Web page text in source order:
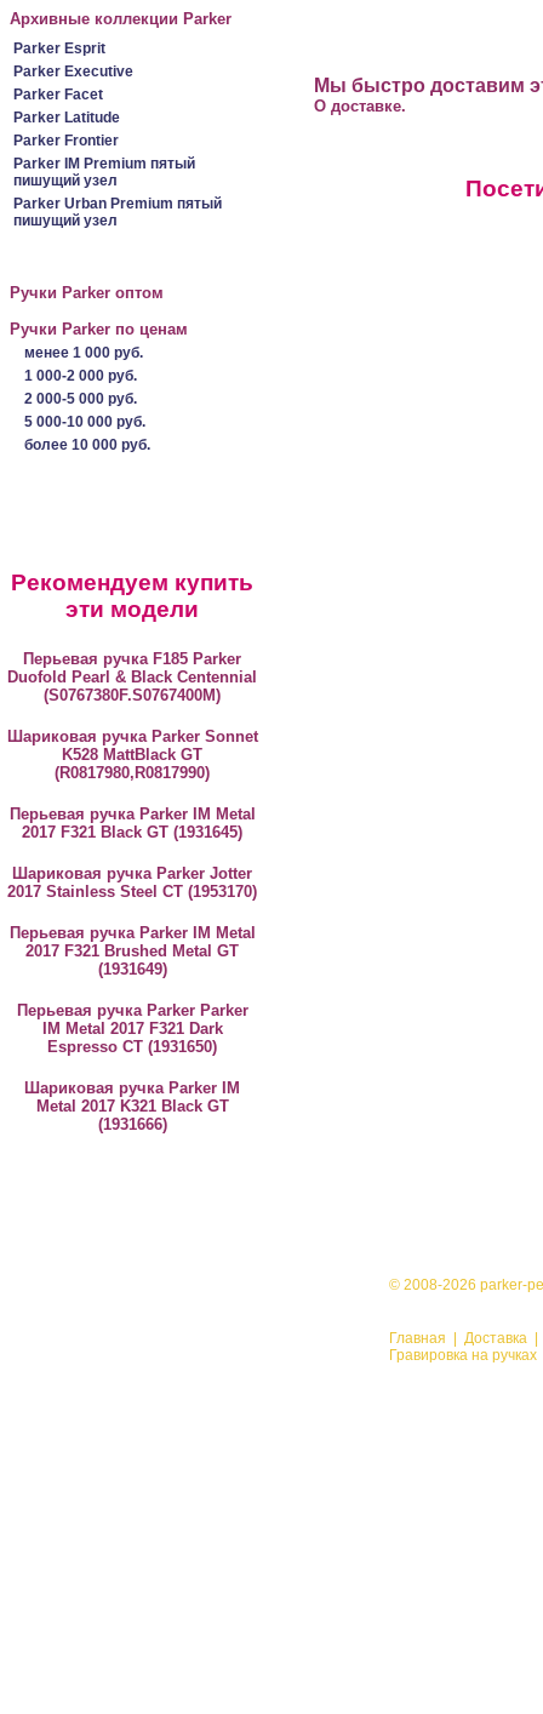
Архивные коллекции Parker
Parker Esprit
Parker Executive
Parker Facet
Parker Latitude
Parker Frontier
Parker IM Premium пятый
пишущий узел
Parker Urban Premium пятый
пишущий узел
Ручки Parker оптом
Ручки Parker по ценам
менее 1 000 руб.
1 000-2 000 руб.
2 000-5 000 руб.
5 000-10 000 руб.
более 10 000 руб.
Рекомендуем купить
эти модели
Перьевая ручка F185 Parker
Duofold Pearl & Black Centennial
(S0767380F.S0767400M)
Шариковая ручка Parker Sonnet
K528 MattBlack GT
(R0817980,R0817990)
Перьевая ручка Parker IM Metal
2017 F321 Black GT (1931645)
Шариковая ручка Parker Jotter
2017 Stainless Steel CT (1953170)
Перьевая ручка Parker IM Metal
2017 F321 Brushed Metal GT
(1931649)
Перьевая ручка Parker Parker
IM Metal 2017 F321 Dark
Espresso CT (1931650)
Шариковая ручка Parker IM
Metal 2017 K321 Black GT
(1931666)
Мы быстро доставим
О доставке.
© 2008-2026 parker-
Главная Доставка
Гравировка на ручках